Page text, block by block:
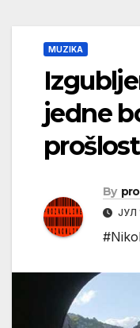
MUZIKA
jedne
By
ЈУЛ